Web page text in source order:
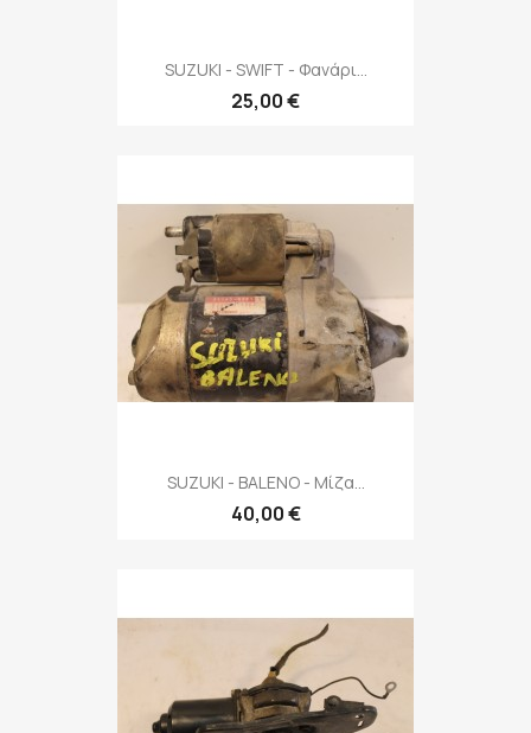
SUZUKI - SWIFT - Φανάρι...
25,00 €
SUZUKI - BALENO - Μίζα...
40,00 €